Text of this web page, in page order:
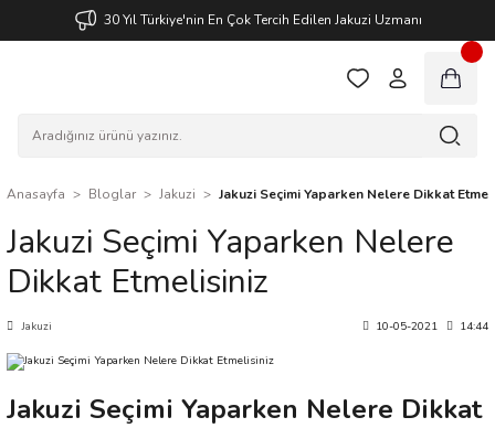
30 Yıl Türkiye'nin En Çok Tercih Edilen Jakuzi Uzmanı
Anasayfa Bloglar Jakuzi Jakuzi Seçimi Yaparken Nelere Dikkat
Jakuzi Seçimi Yaparken Nelere
Dikkat Etmelisiniz
Jakuzi 10-05-2021 14:44
Jakuzi Seçimi Yaparken Nelere Dikkat